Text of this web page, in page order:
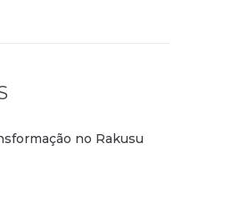
no Rakusu